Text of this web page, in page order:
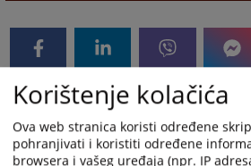
Korištenje kolačića
Ova web stranica koristi određene
pohranjivati i koristiti određene
browsera i vašeg uređaja (npr. IP